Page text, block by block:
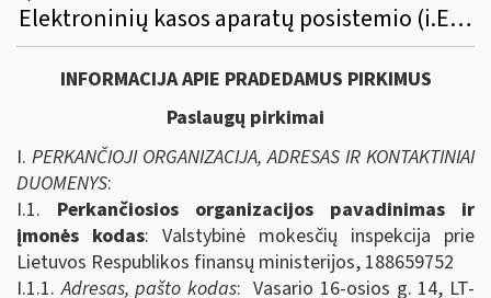
Elektroninių kasos aparatų posistemio (i.EKA) e. Paslaugos „Kasos aparatų ir kitų pardavimo taškų nuotolinis registravimas ir būklių keitimas
INFORMACIJA APIE PRADEDAMUS PIRKIMUS
Paslaugų pirkimai
I. PERKANČIOJI ORGANIZACIJA, ADRESAS IR KONTAKTINIAI
DUOMENYS:
I.1. Perkančiosios organizacijos pavadinimas ir
įmonės kodas: Valstybinė mokesčių inspekcija prie
Lietuvos Respublikos finansų ministerijos, 188659752
I.1.1.Adresas, pašto kodas: Vasario 16-osios g. 14, LT-